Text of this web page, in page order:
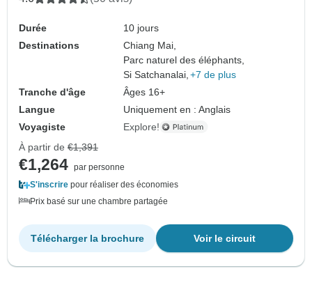
Durée
10 jours
Destinations
Chiang Mai,
Parc naturel des éléphants,
Si Satchanalai, +7 de plus
Tranche d'âge
Âges 16+
Langue
Uniquement en : Anglais
Voyagiste
Explore!
À partir de €1,391
€1,264 par personne
S'inscrire pour réaliser des économies
Prix basé sur une chambre partagée
Voir le circuit
Télécharger la brochure